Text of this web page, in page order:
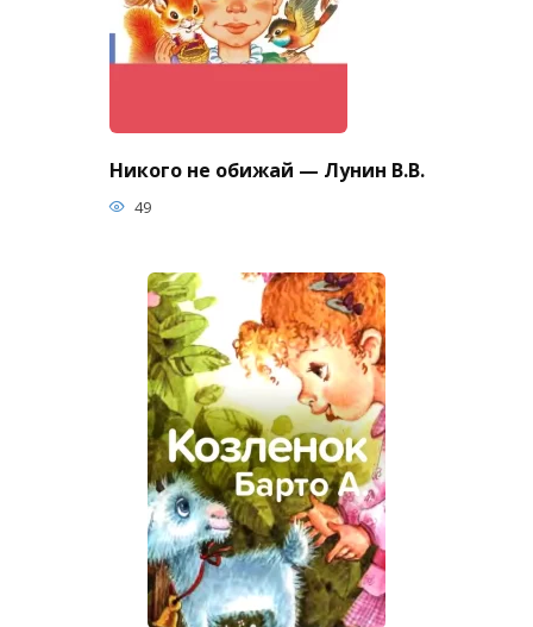
Никого не обижай — Лунин В.В.
49